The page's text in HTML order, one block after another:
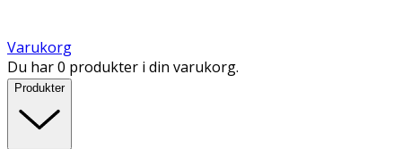
Varukorg
Du har 0 produkter i din varukorg.
Produkter